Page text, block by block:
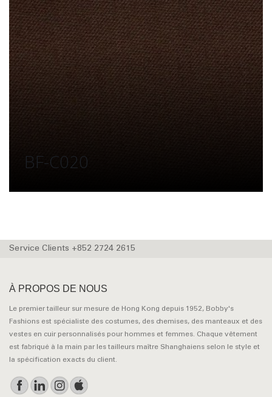
BF-C020
Service Clients +852 2724 2615
À PROPOS DE NOUS
Le premier tailleur sur mesure de Hong Kong depuis 1952, Bobby's
Fashions est spécialiste des costumes, des chemises, des manteaux et des
vestes en cuir personnalisés pour hommes et femmes. Chaque vêtement
est fabriqué à la main par les tailleurs maître Shanghaiens selon le style et
la spécification exacts du client.